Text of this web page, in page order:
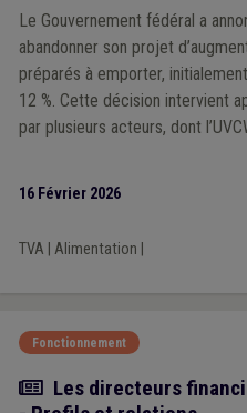
Le Gouvernement fédéral a
abandonner son projet
préparés à emporter,
12 %. Cette décision intervient
par plusieurs acteurs, dont
16 Février 2026
TVA Alimentation
Fonctionnement
Article
Les directeurs